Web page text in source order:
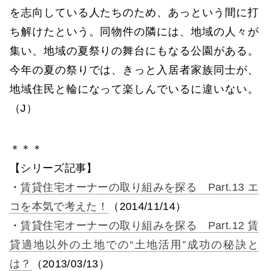
を志向している人たちのため、あっという間に打
ち解けたという。同物件の隣には、地域の人々が
集い、地域の夏祭りの舞台にもなる公園がある。
今年の夏の祭りでは、きっと入居者家族同士が、
地域住民と輪になって楽しんでいるに違いない。
（J）
＊＊＊
【シリーズ記事】
・賃貸住宅オーナーの取り組みを探る Part.13 エ
コを本気で考えた！
（2014/11/14）
・賃貸住宅オーナーの取り組みを探る Part.12 賃
貸適地以外の土地での“土地活用”成功の秘訣と
は？
（2013/03/13）